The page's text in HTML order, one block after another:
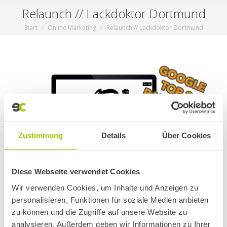
Zustimmung Details Über Cookies
Diese Webseite verwendet Cookies
Wir verwenden Cookies, um Inhalte und Anzeigen zu
personalisieren, Funktionen für soziale Medien anbieten
zu können und die Zugriffe auf unsere Website zu
analysieren. Außerdem geben wir Informationen zu Ihrer
Relaunch // Lackdoktor Dortmund
Sie befinden sich hier:
Start Online Marketing Relaunch // Lackdoktor Dortmund
Die neue Website für Lackdoktor Dortmund wurde
in Design und Aufbau umfassend überarbeitet. Das
ziel war es , die Dienstleistungen schnell und